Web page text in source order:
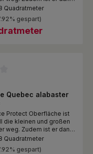
und Pfützen. Das
attraktiven Preis!
gespart)
Quadratmeter
Quebec alabaster
Protect Oberfläche ist
die kleinen und großen
weg. Zudem ist er dank
und Pfützen. Das
attraktiven Preis!
gespart)
Quadratmeter